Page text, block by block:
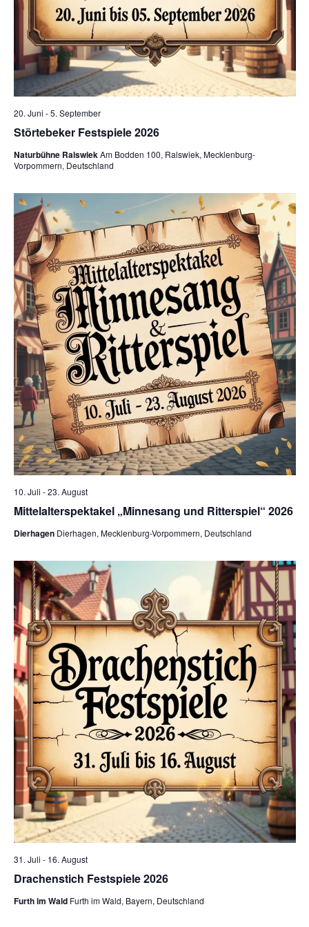
t
u
n
g
n
S
u
c
h
e
u
n
d
A
n
s
i
c
h
t
e
n
,
N
a
v
i
g
n
g
A
n
t
e
n
-
N
a
v
i
g
a
t
i
o
n
Störtebeker Festspiele 2026
20. Juni -5. September
Naturbühne RalswiekAm Bodden 100, Ralswiek, Mecklenburg-
Vorpommern, Deutschland
Mittelalterspektakel „Minnesang und Ritterspiel“ 2026
10. Juli -23. August
Dierhagen Dierhagen, Mecklenburg-Vorpommern, Deutschland
Drachenstich Festspiele 2026
31. Juli - 16. August
Furth im Wald Furth im Wald, Bayern, Deutschland